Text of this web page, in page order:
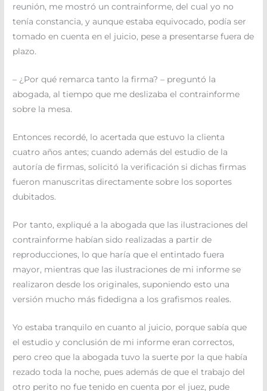
reunión, me mostró un contrainforme, del cual yo no
tenía constancia, y aunque estaba equivocado, podía ser
tomado en cuenta en el juicio, pese a presentarse fuera de
plazo.
– ¿Por qué remarca tanto la firma? – preguntó la
abogada, al tiempo que me deslizaba el contrainforme
sobre la mesa.
Entonces recordé, lo acertada que estuvo la clienta
cuatro años antes; cuando además del estudio de la
autoría de firmas, solicitó la verificación si dichas firmas
fueron manuscritas directamente sobre los soportes
dubitados.
Por tanto, expliqué a la abogada que las ilustraciones del
contrainforme habían sido realizadas a partir de
reproducciones, lo que haría que el entintado fuera
mayor, mientras que las ilustraciones de mi informe se
realizaron desde los originales, suponiendo esto una
versión mucho más fidedigna a los grafismos reales.
Yo estaba tranquilo en cuanto al juicio, porque sabía que
el estudio y conclusión de mi informe eran correctos,
pero creo que la abogada tuvo la suerte por la que había
rezado toda la noche, pues además de que el trabajo del
otro perito no fue tenido en cuenta por el juez, pude